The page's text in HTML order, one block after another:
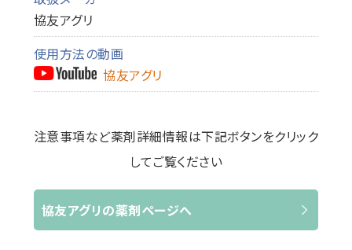
協友アグリ
使用方法の動画
協友アグリ
注意事項など薬剤詳細情報は下記ボタンをクリック
してご覧ください
協友アグリの薬剤ページへ